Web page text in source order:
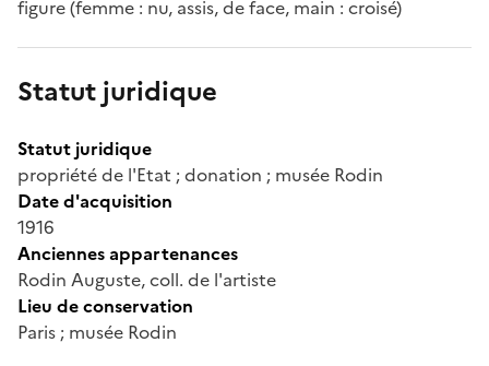
figure (femme : nu, assis, de face, main : croisé)
Statut juridique
Statut juridique
propriété de l'Etat ; donation ; musée Rodin
Date d'acquisition
1916
Anciennes appartenances
Rodin Auguste, coll. de l'artiste
Lieu de conservation
Paris ; musée Rodin